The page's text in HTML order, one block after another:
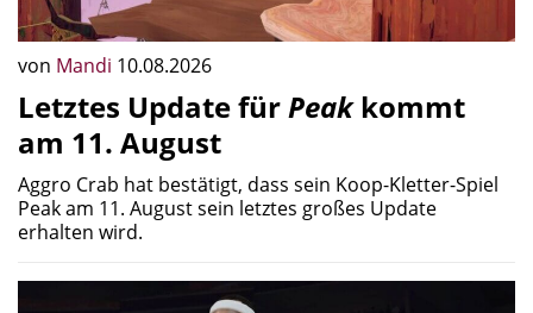
von Mandi 10.08.2026
Letztes Update für Peakkommt
am 11. August
Aggro Crab hat bestätigt, dass sein Koop-Kletter-Spiel
Peak am 11. August sein letztes großes Update
erhalten wird.